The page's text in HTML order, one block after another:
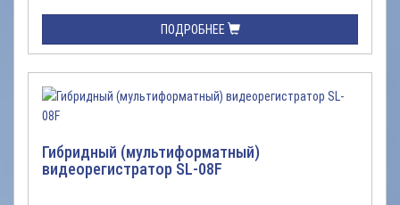
ПОДРОБНЕЕ
Гибридный (мультиформатный)
видеорегистратор SL-08F